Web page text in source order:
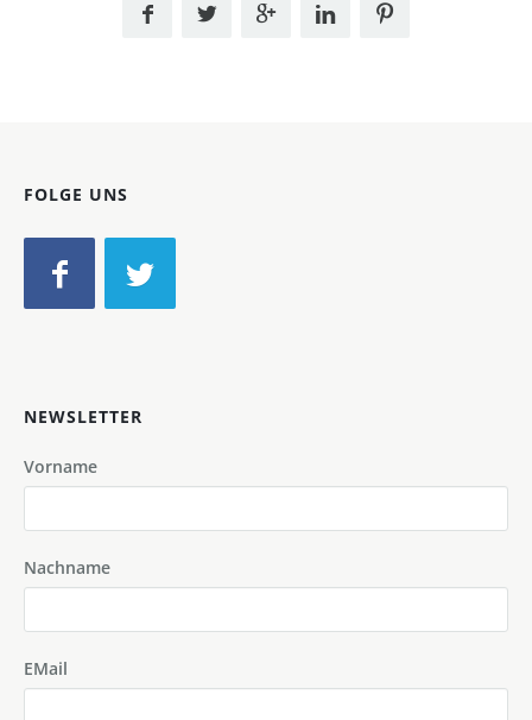
FOLGE UNS
NEWSLETTER
Vorname
Nachname
EMail